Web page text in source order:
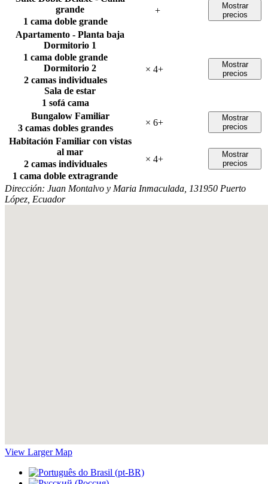
grande
1 cama doble grande
+
Mostrar
precios
Apartamento - Planta baja
Dormitorio 1
1 cama doble grande
Dormitorio 2
2 camas individuales
Sala de estar
1 sofá cama
× 4+
Mostrar
precios
Bungalow Familiar
3 camas dobles grandes
× 6+
Mostrar
precios
Habitación Familiar con vistas
al mar
2 camas individuales
1 cama doble extragrande
× 4+
Mostrar
precios
Dirección: Juan Montalvo y Maria Inmaculada, 131950 Puerto
López, Ecuador
View Larger Map